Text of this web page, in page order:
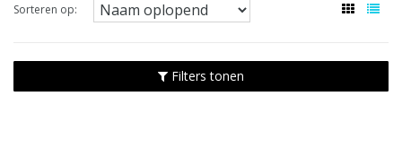
Sorteren op:
Filters tonen